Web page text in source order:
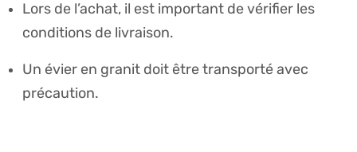
Lors de l’achat, il est important de vérifier les
conditions de livraison.
Un évier en granit doit être transporté avec
précaution.